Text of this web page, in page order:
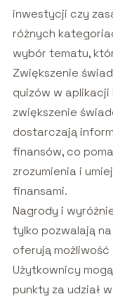
inwestycji czy
różnych
wybór tematu,
Zwiększenie
quizów w
zwiększenie
dostarczają
finansów, co
zrozumienia i
finansami.
Nagrody i
tylko pozwalają
oferują
Użytkownicy
punkty za udział